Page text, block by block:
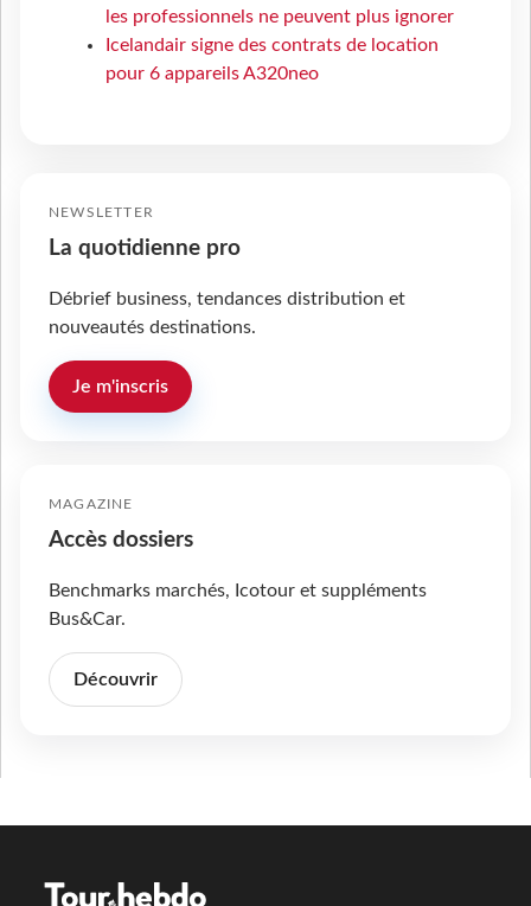
les professionnels ne peuvent plus ignorer
Icelandair signe des contrats de location
pour 6 appareils A320neo
NEWSLETTER
La quotidienne pro
Débrief business, tendances distribution et
nouveautés destinations.
Je m'inscris
MAGAZINE
Accès dossiers
Benchmarks marchés, Icotour et suppléments
Bus&Car.
Découvrir